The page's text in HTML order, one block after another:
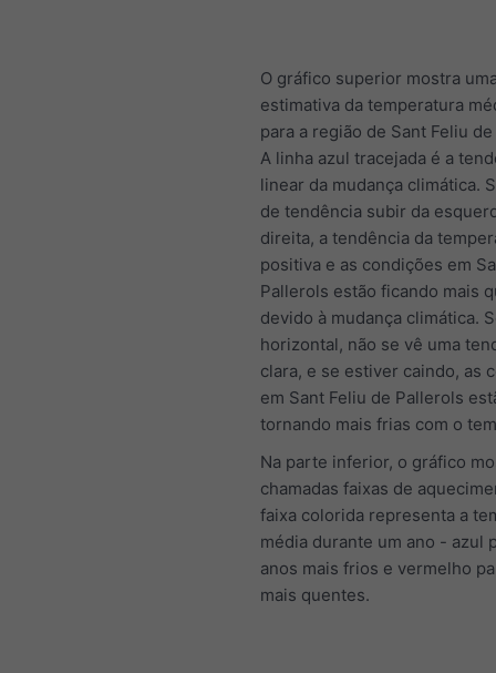
O gráfico superior mostra
estimativa da temperatura
para a região de Sant Feliu
A linha azul tracejada é a
linear da mudança climática.
de tendência subir da
direita, a tendência da
positiva e as condições em
Pallerols estão ficando mais
devido à mudança climática.
horizontal, não se vê uma
clara, e se estiver caindo, as
em Sant Feliu de Pallerols
tornando mais frias com o
Na parte inferior, o gráfico
chamadas faixas de
faixa colorida representa a
média durante um ano - azul
anos mais frios e vermelho
mais quentes.